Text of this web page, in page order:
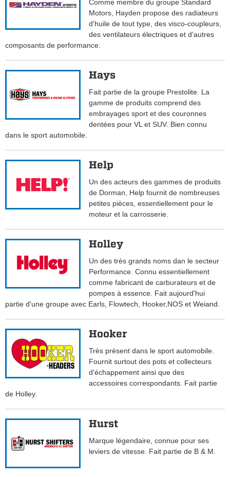
Comme membre du groupe Standard
Motors, Hayden propose des radiateurs
d'huile de tout type, des visco-coupleurs,
des ventilateurs électriques et d'autres
composants de performance.
Hays
Fait partie de la groupe Prestolite. La
gamme de produits comprend des
embrayages sport et des couronnes
dentées pour VL et SUV. Bien connu
dans le sport automobile.
Help
Un des acteurs des gammes de produits
de Dorman, Help fournit de nombreuses
petites pièces, essentiellement pour le
moteur et la carrosserie.
Holley
Un des très grands noms dan le secteur
Performance. Connu essentiellement
comme fabricant de carburateurs et de
pompes à essence. Fait aujourd'hui
partie d'une groupe avec Earls, Flowtech, Hooker,NOS et Weiand.
Hooker
Très présent dans le sport automobile.
Fournit surtout des pots et collecteurs
d'échappement ainsi que des
accessoires correspondants. Fait partie
de Holley.
Hurst
Marque légendaire, connue pour ses
leviers de vitesse. Fait partie de B & M.